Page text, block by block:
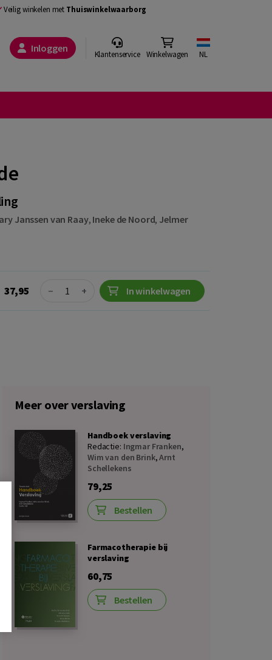
Veilig winkelen met Thuiswinkelwaarborg
Inloggen Klantenservice Winkelwagen NL
Janssen van Raay, Ineke de Noord, Jelmer
37,95 Quantity
− + In winkelwagen
Meer over verslaving
Handboek verslaving
Redactie: Ingmar Franken,
Wim van den Brink,Arnt
Schellekens
79,25
Bestellen
Farmacotherapie bij
verslaving
60,75
Bestellen